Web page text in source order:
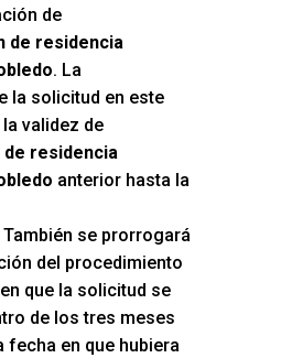
de
de residencia
. La
la solicitud en este
validez de
residencia
anterior hasta la
se prorrogará
del procedimiento
que la solicitud se
de los tres meses
fecha en que hubiera